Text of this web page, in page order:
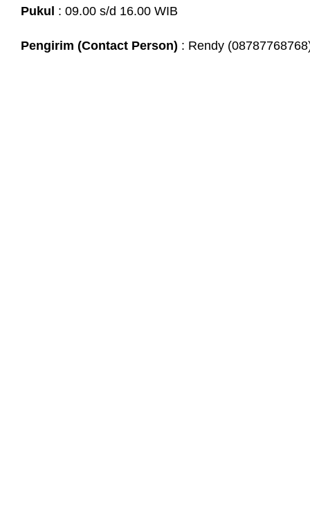
Pukul : 09.00 s/d 16.00 WIB
Pengirim (Contact Person) : Rendy